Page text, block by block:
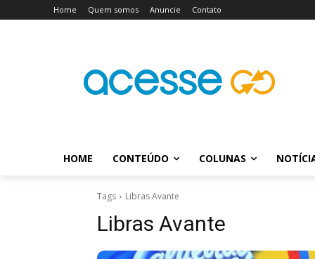
Home Quem somos Anuncie Contato
HOME CONTEÚDO COLUNAS
Tags Libras Avante
Libras Avante